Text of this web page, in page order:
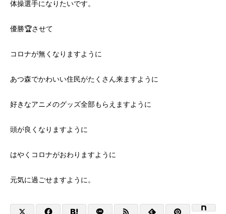
体操選手になりたいです。
優勝🏆させて
コロナが無くなりますように
あつ森でかわいい住民がたくさん来ますように
好きなアニメのグッズ全部もらえますように
頭が良くなりますように
はやくコロナがおわりますように
元気に過ごせますように。